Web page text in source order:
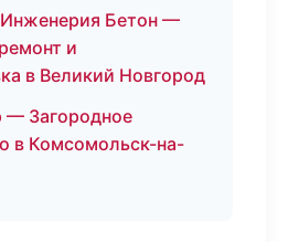
Бетон —
и
в Великий Новгород
— Загородное
в Комсомольск-на-